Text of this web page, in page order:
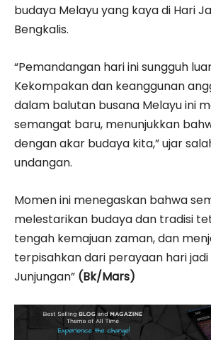
budaya Melayu yang kaya di Hari
Bengkalis.
“Pemandangan hari ini sungguh
Kekompakan dan keanggunan
dalam balutan busana Melayu ini
semangat baru, menunjukkan
dengan akar budaya kita,” ujar
undangan.
Momen ini menegaskan bahwa
melestarikan budaya dan tradisi
tengah kemajuan zaman, dan
terpisahkan dari perayaan hari jadi
Junjungan” (Bk/Mars)